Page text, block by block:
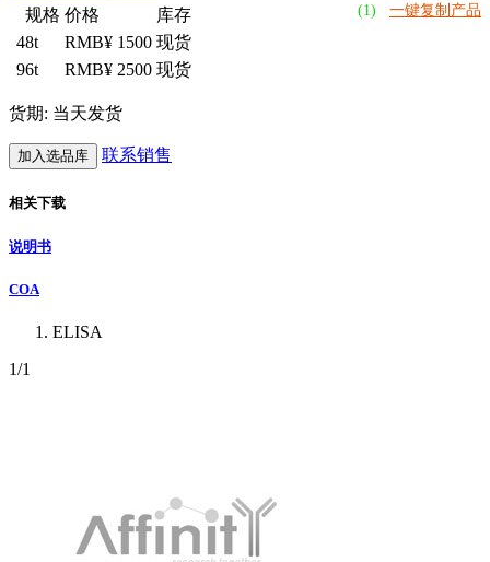
(1) 一键复制产品
规格 价格
库存
48t
RMB¥ 1500 现货
96t
RMB¥ 2500 现货
货期: 当天发货
加入选品库 联系销售
相关下载
说明书
COA
ELISA
1/1